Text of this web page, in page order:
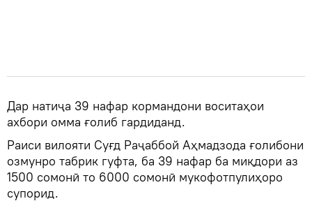
Дар натиҷа 39 нафар кормандони воситаҳои
ахбори омма ғолиб гардиданд.
Раиси вилояти Суғд Раҷаббой Аҳмадзода ғолибони
озмунро табрик гуфта, ба 39 нафар ба миқдори аз
1500 сомонӣ то 6000 сомонӣ мукофотпулиҳоро
супорид.